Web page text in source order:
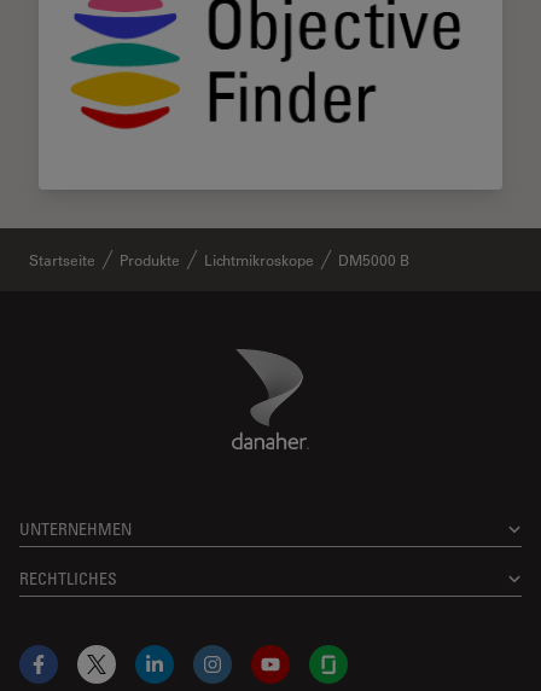
Startseite Produkte Lichtmikroskope DM5000 B
Danaher Logo
UNTERNEHMEN
RECHTLICHES
Facebook
X LinkedInInstagramYouTubeGlassdoor